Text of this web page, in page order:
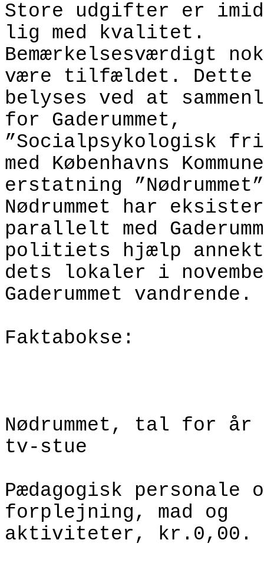
Store udgifter er
lig med kvalitet.
Bemærkelsesværdigt
være tilfældet. Dette
belyses ved at
for Gaderummet,
”Socialpsykologisk
med Københavns
erstatning
Nødrummet har
parallelt med
politiets hjælp
dets lokaler i
Gaderummet vandrende.
Faktabokse:
Nødrummet, tal for år
tv-stue
Pædagogisk
forplejning, mad og
aktiviteter, kr.0,00.